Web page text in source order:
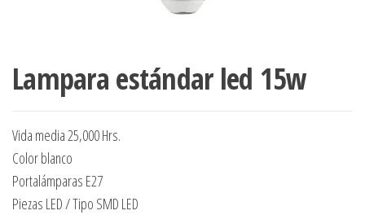
Lampara estándar led 15w
Vida media 25,000 Hrs.
Color blanco
Portalámparas E27
Piezas LED / Tipo SMD LED